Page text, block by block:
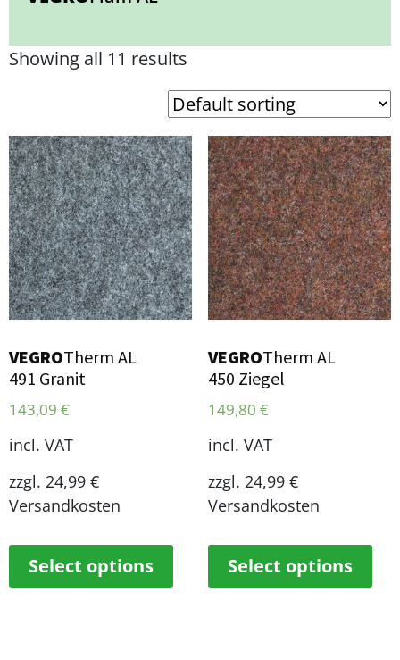
Showing all 11 results
VEGROTherm AL
491 Granit
143,09 €
incl. VAT
zzgl. 24,99 €
Versandkosten
Select options
VEGROTherm AL
450 Ziegel
149,80 €
incl. VAT
zzgl. 24,99 €
Versandkosten
Select options